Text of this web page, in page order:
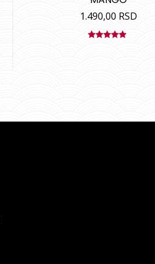
1.490,00 RSD